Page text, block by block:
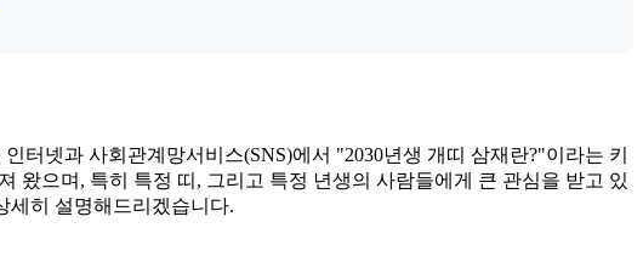
터넷과 사회관계망서비스(SNS)에서 "2030년생 개띠 삼재란?"이라는 키
왔으며, 특히 특정 띠, 그리고 특정 년생의 사람들에게 큰 관심을 받고 있
세히 설명해드리겠습니다.